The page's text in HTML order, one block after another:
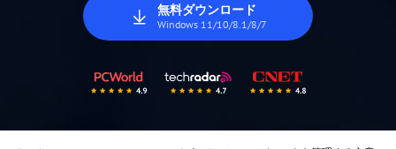
無料ダウンロード
Windows 11/10/8.1/8/7